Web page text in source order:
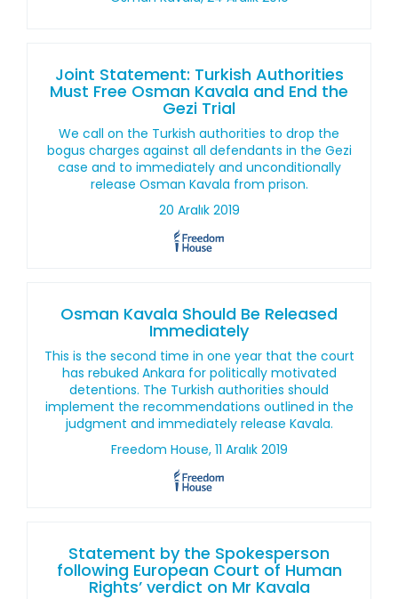
Joint Statement: Turkish Authorities
Must Free Osman Kavala and End the
Gezi Trial
We call on the Turkish authorities to drop the
bogus charges against all defendants in the Gezi
case and to immediately and unconditionally
release Osman Kavala from prison.
20 Aralık 2019
Osman Kavala Should Be Released
Immediately
This is the second time in one year that the court
has rebuked Ankara for politically motivated
detentions. The Turkish authorities should
implement the recommendations outlined in the
judgment and immediately release Kavala.
Freedom House, 11 Aralık 2019
Statement by the Spokesperson
following European Court of Human
Rights’ verdict on Mr Kavala